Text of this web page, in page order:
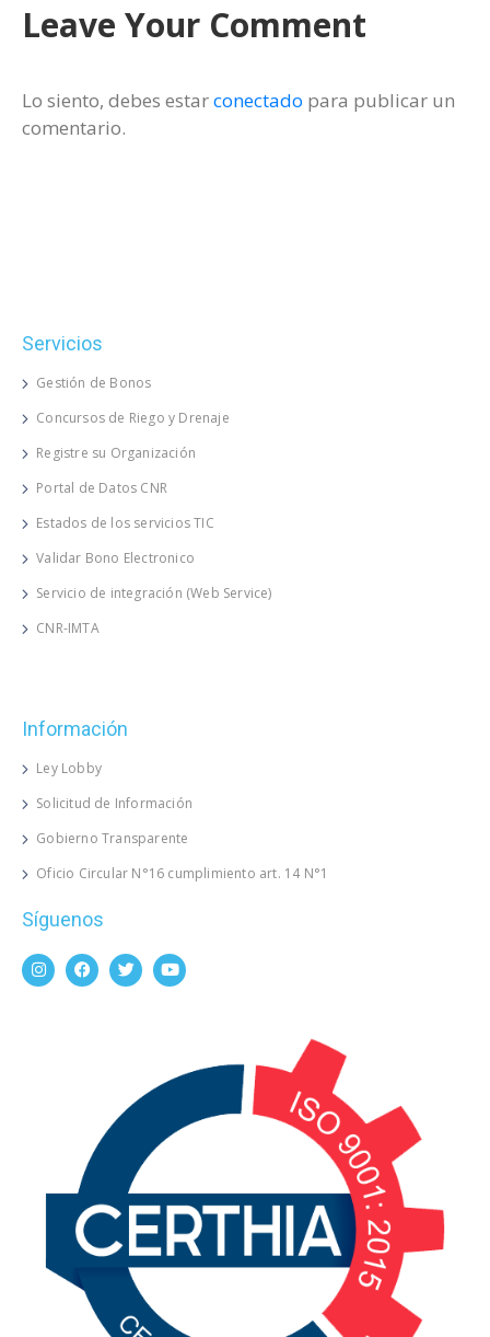
Leave Your Comment
Lo siento, debes estarconectado para publicar un
comentario.
Servicios
Gestión de Bonos
Concursos de Riego y Drenaje
Registre su Organización
Portal de Datos CNR
Estados de los servicios TIC
Validar Bono Electronico
Servicio de integración (Web Service)
CNR-IMTA
Información
Ley Lobby
Solicitud de Información
Gobierno Transparente
Oficio Circular N°16 cumplimiento art. 14 N°1
Síguenos